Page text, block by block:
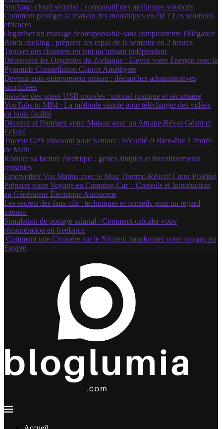
Stockage cloud sécurisé : comparatif des meilleures solutions
Comment protéger sa maison des moustiques en été ? Les solutions
efficaces
Organiser un mariage écoresponsable sans compromettre l’élégance
Batch cooking : préparer ses repas de la semaine en 2 heures
Trouver des chantiers en tant qu’artisan indépendant
Découvrez les Orgonites du Zodiaque : Élevez votre Énergie avec la
Pyramide Constellation Cancer Améthyste
Devenir auto-entrepreneur artisan : démarches administratives
simplifiées
Installer des prises USB murales : tutoriel pratique et sécuritaire
YouTube to MP4 : La méthode simple pour télécharger des vidéos
en toute facilité
Décorez et Protégez votre Maison avec un Attrape-Rêves Géant et
Éclairé
Traceur GPS Innovant pour Seniors : Sécurité et Bien-être à Portée
de Main
Réduire sa facture électrique : gestes simples et investissements
rentables
Émerveillez Vos Matins avec le Mug Thermo-Réactif Cœur Pixélisé
Préparer votre Voyage en Camping-Car : Conseils et Introduction
au Générateur Électrique Autonome
Les secrets des faux cils : techniques et conseils pour un regard
intense
Simulation de portage salarial : Comment calculer votre
rémunération en freelance
Comment une Croisière sur le Nil peut transformer votre voyage en
Égypte